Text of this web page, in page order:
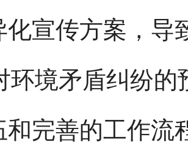
化宣传方案，导
环境矛盾纠纷的
和完善的工作流